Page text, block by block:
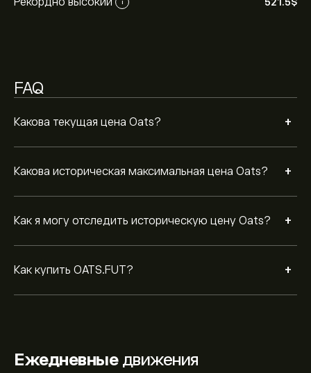
i
FAQ
Какова текущая цена Oats? +
Какова историческая максимальная цена Oats? +
Как я могу отследить историческую цену Oats? +
Как купить OATS.FUT? +
Ежедневныедвижения